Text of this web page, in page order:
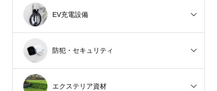
EV充電設備
防犯・セキュリティ
エクステリア資材